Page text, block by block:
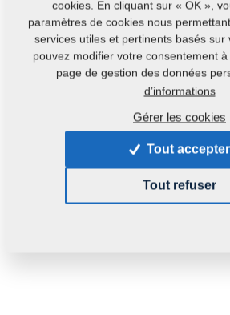
Code du produit : : 4008216
Numéro de catalogue original:
3000302
Cette pièce peut être utilisée pour
cookies. En cliquant sur « OK »,
paramètres de cookies nous
services utiles et pertinents basés sur
pouvez modifier votre consentement
page de gestion des données
d’informations
Gérer les cookies
Tout accepter
Tout refuser